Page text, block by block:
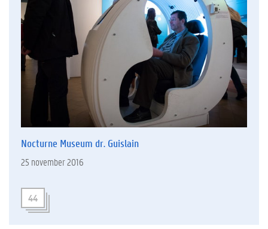
Nocturne Museum dr. Guislain
25 november 2016
44